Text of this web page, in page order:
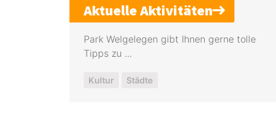
Aktuelle Aktivitäten
Park Welgelegen gibt Ihnen gerne tolle
Tipps zu ...
Kultur Städte